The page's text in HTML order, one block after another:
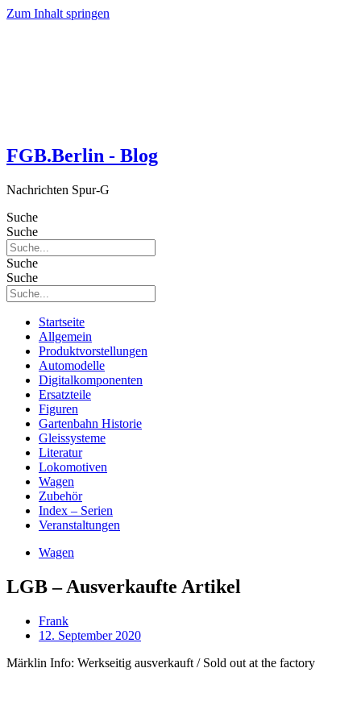
Zum Inhalt springen
FGB.Berlin - Blog
Nachrichten Spur-G
Suche
Suche
Suche
Suche
Startseite
Allgemein
Produktvorstellungen
Automodelle
Digitalkomponenten
Ersatzteile
Figuren
Gartenbahn Historie
Gleissysteme
Literatur
Lokomotiven
Wagen
Zubehör
Index – Serien
Veranstaltungen
Wagen
LGB – Ausverkaufte Artikel
Frank
12. September 2020
Märklin Info: Werkseitig ausverkauft / Sold out at the factory